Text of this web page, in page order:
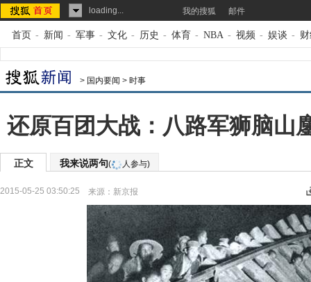
loading... 我的搜狐 邮件
首页 - 新闻 - 军事 - 文化 - 历史 - 体育 - NBA - 视频 - 娱谈 -
> 国内要闻 > 时事
还原百团大战：八路军狮脑山
正文 我来说两句( 人参与)
2015-05-25 03:50:25 来源： 新京报